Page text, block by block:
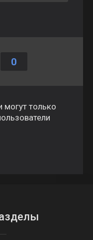
0
могут только